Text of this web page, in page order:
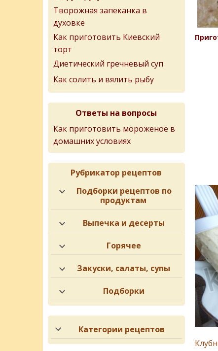
Творожная запеканка в
духовке
Как приготовить Киевский
торт
Диетический гречневый суп
Как солить и вялить рыбу
Ответы на вопросы
Как приготовить мороженое в
домашних условиях
Рубрикатор рецептов
Подборки рецептов по
продуктам
Выпечка и десерты
Горячее
Закуски, салаты, супы
Подборки
Категории рецептов